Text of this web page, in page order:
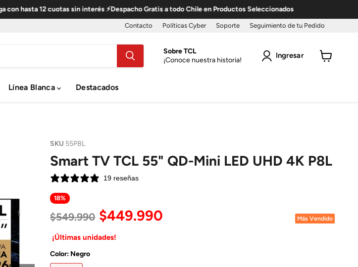
con hasta 12 cuotas sin interés ⚡Despacho Gratis a todo Chile en Productos Seleccionados
Contacto Políticas Cyber Soporte Seguimiento de tu Pedido
Sobre TCL
¡Conoce nuestra historia!
Ingresar
Línea Blanca Destacados
SKU 55P8L
Smart TV TCL 55" QD-Mini LED UHD 4K P8L
19 reseñas
18%
Más Vendido
Precio original
$549.990 Precio actual
$449.990
¡Últimas unidades!
Color: Negro